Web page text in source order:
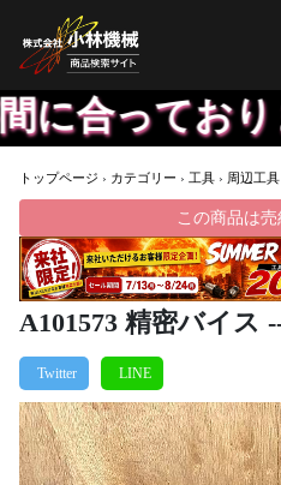
ておりま
トップページ › カテゴリー › 工具 › 周辺工具
この商品は売
A101573 精密バイス